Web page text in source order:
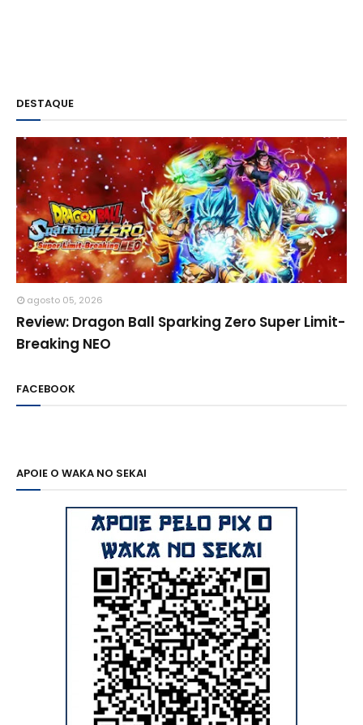
DESTAQUE
agosto 05, 2026
Review: Dragon Ball Sparking Zero Super Limit-
Breaking NEO
FACEBOOK
APOIE O WAKA NO SEKAI